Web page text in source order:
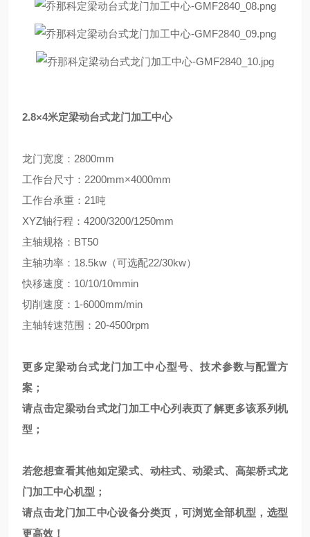
2.8×4米定梁动台式龙门加工中心
龙门宽度：2800mm
工作台尺寸：2200mm×4000mm
工作台承重：21吨
XYZ轴行程：4200/3200/1250mm
主轴规格：BT50
主轴功率：18.5kw（可选配22/30kw）
快移速度：10/10/10mmin
切削速度：1-6000mm/min
主轴转速范围：20-4500rpm
更多定梁动台式龙门加工中心型号、技术参数与配置方
案；
请点击定梁动台式龙门加工中心列表页了解更多该系列机
型；
若您想查看其他如定梁式、动柱式、动梁式、高架桥式龙
门加工中心机型；
请点击龙门加工中心设备分类页，可浏览全部机型，选型
更高效！